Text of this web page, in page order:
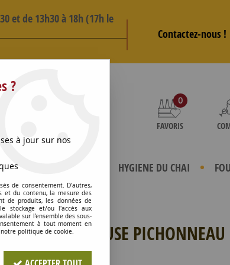
et de 13h30 à 18h (17h le
Contactez-nous !
0
FAVORIS
HYGIENE DU CHAI
P/BOUCHEUSE PICHONNEAU
?
à jour sur nos
de consentement. D'autres,
et du contenu, la mesure des
de produits, les données de
stockage et/ou l'accès aux
sur l’ensemble des sous-
à tout moment en
politique de cookie.